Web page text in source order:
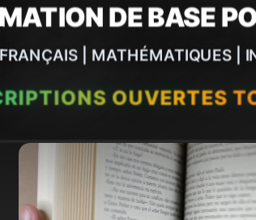
DE BASE
FRANÇAIS | MATHÉMATIQUES |
OUVERTES
Mikaël GARNIER
Véronique MOUREAU
Matthew BLAISE